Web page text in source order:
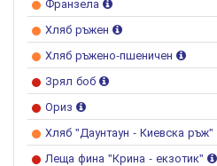
Хляб ръжен
Хляб ръжено-пшеничен
Зрял боб
Ориз
Хляб "Даунтаун - Киевска ръж"
Леща фина "Крина - екзотик"